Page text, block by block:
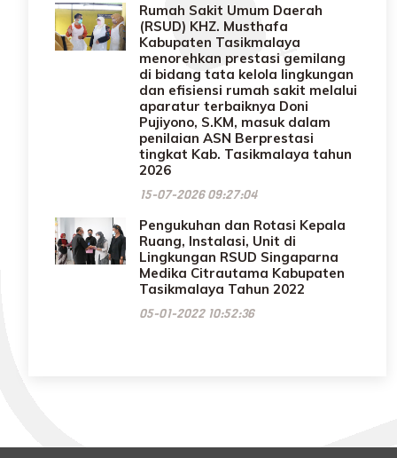
Rumah Sakit Umum Daerah
(RSUD) KHZ. Musthafa
Kabupaten Tasikmalaya
menorehkan prestasi gemilang
di bidang tata kelola lingkungan
dan efisiensi rumah sakit melalui
aparatur terbaiknya Doni
Pujiyono, S.KM, masuk dalam
penilaian ASN Berprestasi
tingkat Kab. Tasikmalaya tahun
2026
15-07-2026 09:27:04
Pengukuhan dan Rotasi Kepala
Ruang, Instalasi, Unit di
Lingkungan RSUD Singaparna
Medika Citrautama Kabupaten
Tasikmalaya Tahun 2022
05-01-2022 10:52:36